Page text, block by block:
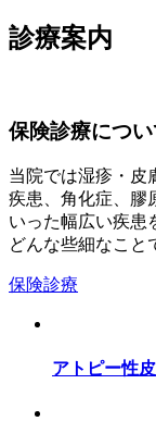
診療案内
保険診療につい
当院では湿疹・皮
疾患、角化症、膠
いった幅広い疾患
どんな些細なこと
保険診療
アトピー性